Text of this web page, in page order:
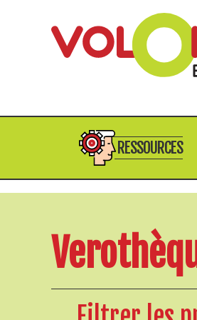
RESSOURCES